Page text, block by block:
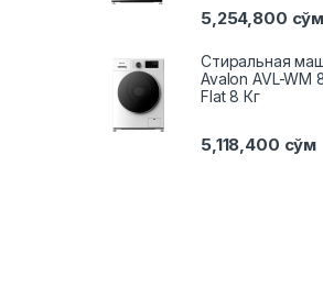
5,254,800 сўм
Стиральная
Avalon AVL-WM
Flat 8 Кг
5,118,400 сўм